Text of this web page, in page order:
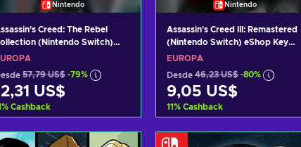
Nintendo
Creed: The Rebel
(Nintendo Switch)
Key EUROPE
57,79 US$ -79%
US$
% Cashback
Añadir al carrito
Nintendo
Assassin's Creed III: Remastered
(Nintendo Switch) eShop Key
EUROPE
EUROPA
Desde 46,23 US$ -80%
9,05 US$
11% Cashback
Añadir al carrito